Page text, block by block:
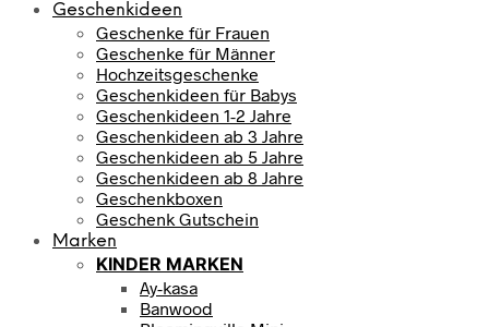
Geschenkideen
Geschenke für Frauen
Geschenke für Männer
Hochzeitsgeschenke
Geschenkideen für Babys
Geschenkideen 1-2 Jahre
Geschenkideen ab 3 Jahre
Geschenkideen ab 5 Jahre
Geschenkideen ab 8 Jahre
Geschenkboxen
Geschenk Gutschein
Marken
KINDER MARKEN
Ay-kasa
Banwood